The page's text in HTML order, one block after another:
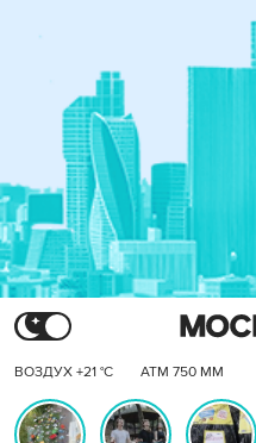
ВОЗДУХ +21 °C АТМ 750 ММ